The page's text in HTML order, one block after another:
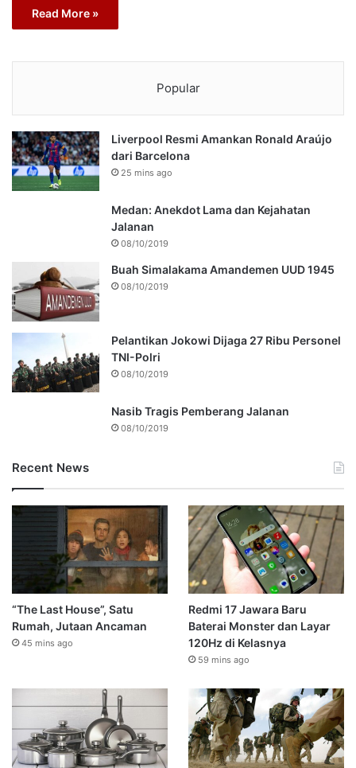
Read More »
Popular
Liverpool Resmi Amankan Ronald Araújo
dari Barcelona
25 mins ago
Medan: Anekdot Lama dan Kejahatan
Jalanan
08/10/2019
Buah Simalakama Amandemen UUD 1945
08/10/2019
Pelantikan Jokowi Dijaga 27 Ribu Personel
TNI-Polri
08/10/2019
Nasib Tragis Pemberang Jalanan
08/10/2019
Recent News
“The Last House”, Satu
Rumah, Jutaan Ancaman
45 mins ago
Redmi 17 Jawara Baru
Baterai Monster dan Layar
120Hz di Kelasnya
59 mins ago